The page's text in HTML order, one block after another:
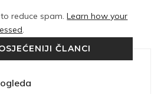
to reduce spam.Learn how your
.
ČLANCI